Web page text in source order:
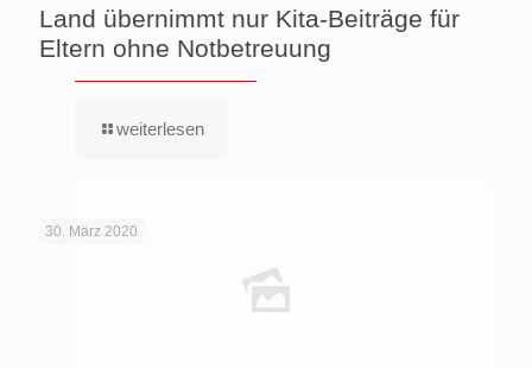
Land übernimmt nur Kita-Beiträge für
Eltern ohne Notbetreuung
weiterlesen
30. März 2020